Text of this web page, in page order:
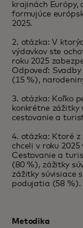
krajinách Európy,
formujúce
2025.
2. otázka: V
výdavkov ste
roku 2025
Odpoveď:
(15 %),
3. otázka: Koľko
konkrétne zážitky
cestovanie a
4. otázka: Ktoré z
chceli v roku 2025
Cestovanie a
(80 %), zážitky
zážitky súvisiace
podujatia (58 %).
Metodika